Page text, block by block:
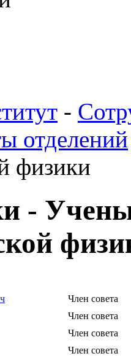
-
отделений
физики
-
Член совета
Член совета
Член совета
Член совета